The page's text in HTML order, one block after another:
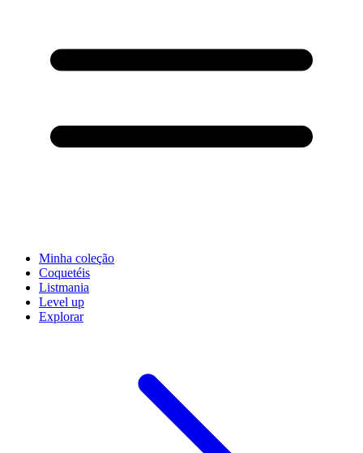
Minha coleção
Coquetéis
Listmania
Level up
Explorar